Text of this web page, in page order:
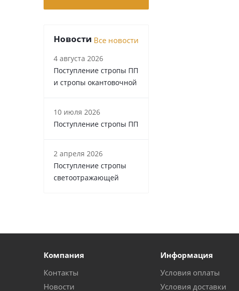
Новости Все новости
4 августа 2026
Поступление стропы ПП
и стропы окантовочной
10 июля 2026
Поступление стропы ПП
2 апреля 2026
Поступление стропы
светоотражающей
Компания
Контакты
Новости
Информация
Условия оплаты
Условия доставки